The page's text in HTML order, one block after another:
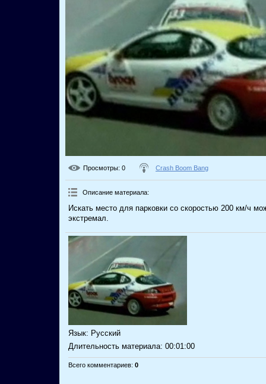
Просмотры: 0 Crash Boom Bang
Описание материала:
Искать место для парковки со скоростью 200 км/ч
экстремал.
Язык: Русский
Длительность материала: 00:01:00
Всего комментариев: 0